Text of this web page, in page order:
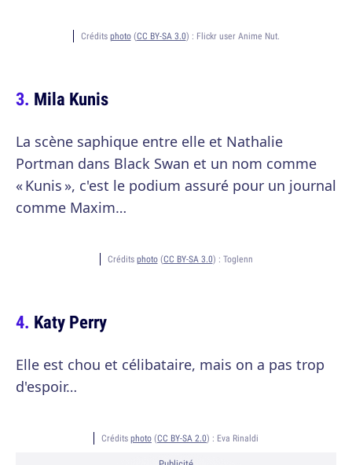
Crédits photo(CC BY-SA 3.0) : Flickr user Anime Nut.
Mila Kunis
La scène saphique entre elle et Nathalie
Portman dans Black Swan et un nom comme
« Kunis », c'est le podium assuré pour un journal
comme Maxim…
Crédits photo(CC BY-SA 3.0) : Toglenn
Katy Perry
Elle est chou et célibataire, mais on a pas trop
d'espoir…
Crédits photo (CC BY-SA 2.0) : Eva Rinaldi